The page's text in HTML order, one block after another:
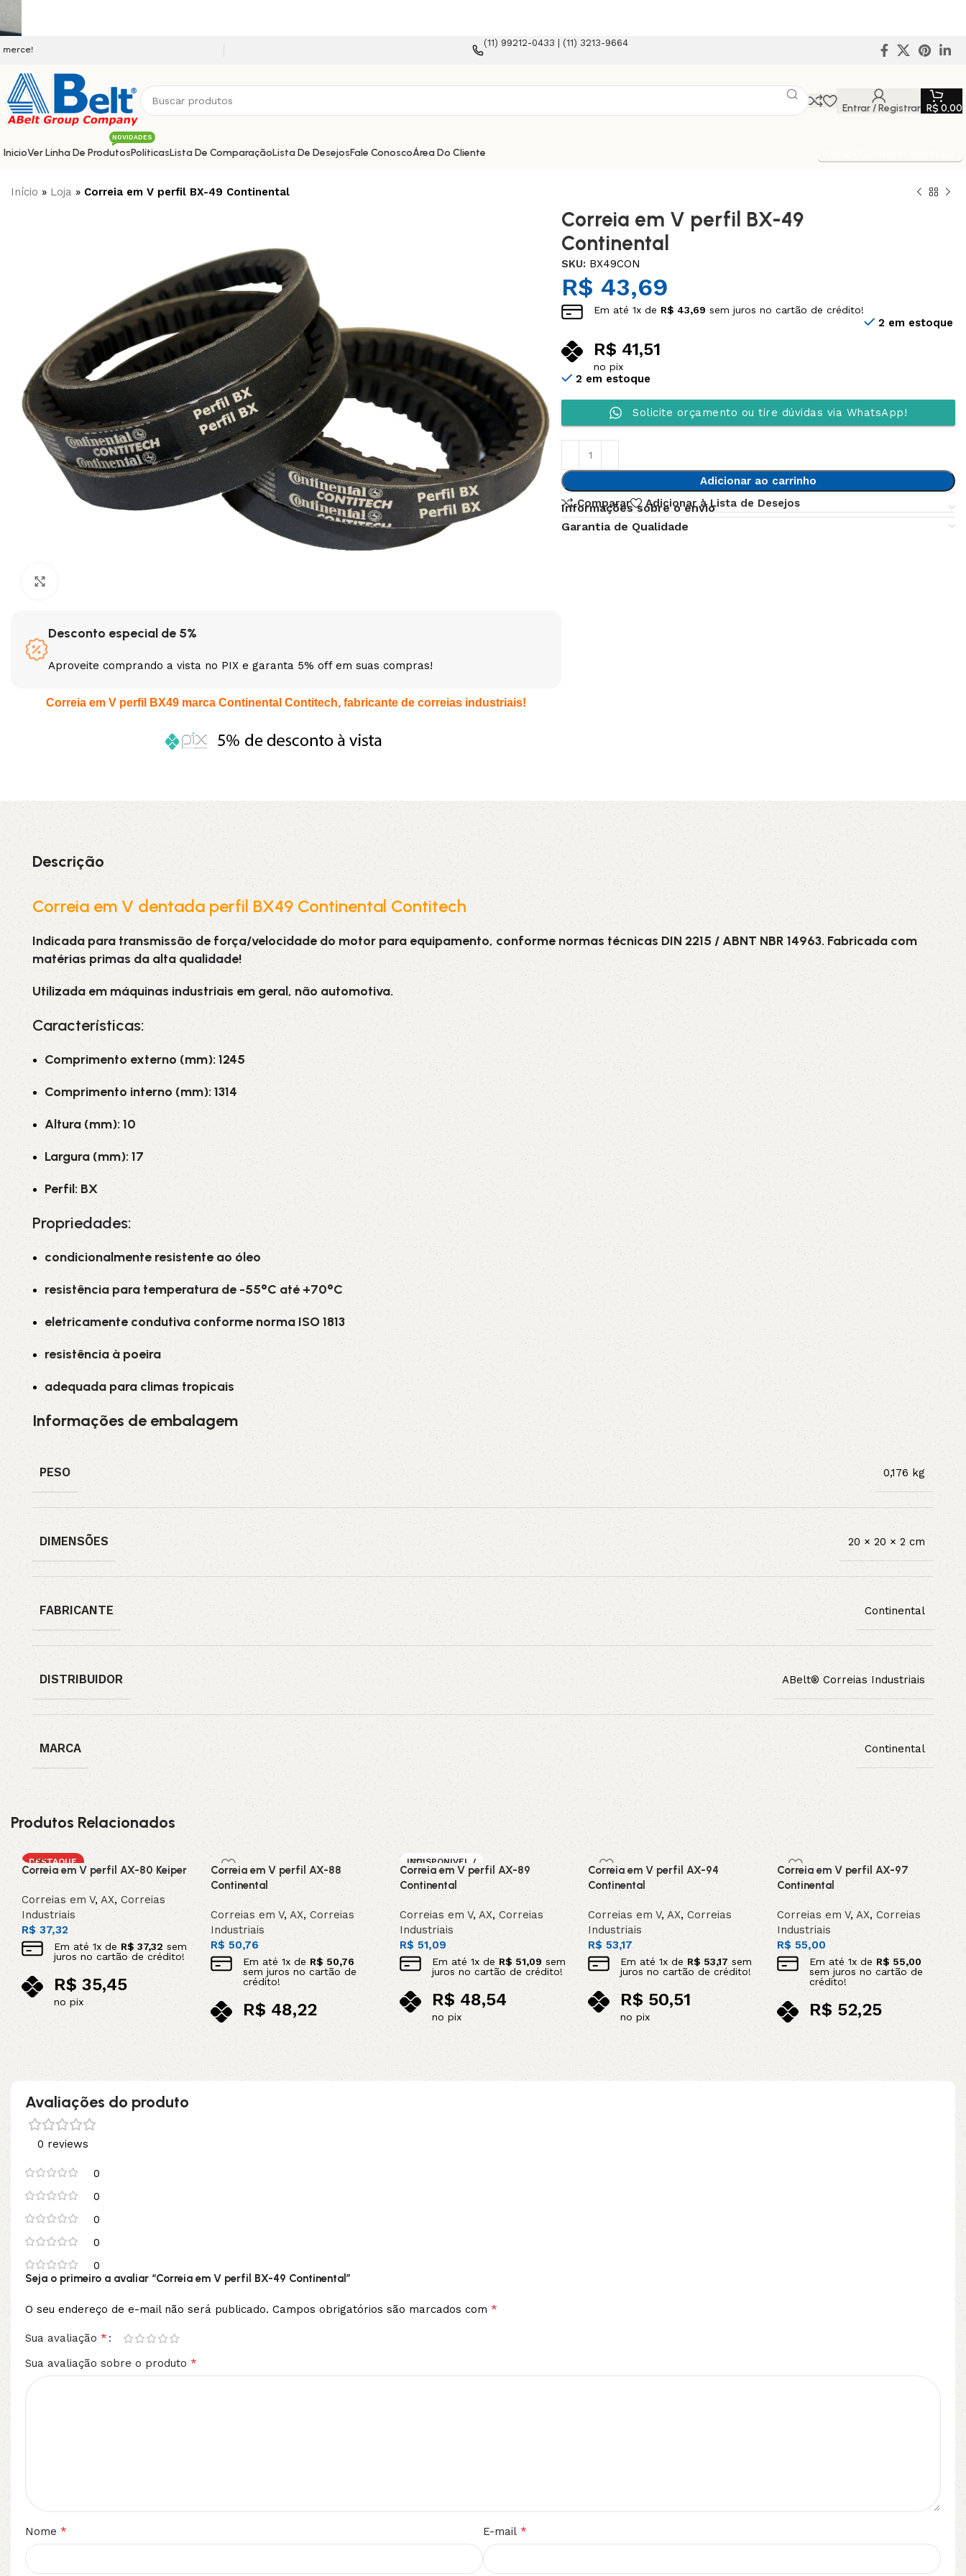
(11) 99212-0433 | (11) 3213-9664
Entrar / Registrar R$ 0,00
InicioVer Linha De Produtos
NOVIDADES
3L 3VX 5V
A AX B BX
D
XPA XPB XPZ ZX
PolíticasLista De ComparaçãoLista De DesejosFale ConoscoÁrea Do Cliente
Início » Loja » Correia em V perfil BX-49 Continental
Desconto especial de 5%
Aproveite comprando a vista no PIX e garanta 5% off em suas compras!
Correia em V perfil BX49 marca Continental Contitech, fabricante de correias industriais!
Correia em V perfil BX-49
Continental
SKU: BX49CON
R$ 43,69
Em até1x de R$ 43,69 sem juros no cartão de crédito!
R$ 41,51
no pix
2 em estoque
2 em estoque
Solicite orçamento ou tire dúvidas via WhatsApp!
Adicionar ao carrinho
Comparar
Adicionar à Lista de Desejos
Informações sobre o envio
Garantia de Qualidade
Descrição
Correia em V dentada perfil BX49 Continental Contitech
Indicada para transmissão de força/velocidade do motor para equipamento, conforme normas técnicas DIN 2215 / ABNT NBR 14963. Fabricada com
matérias primas da alta qualidade!
Utilizada em máquinas industriais em geral, não automotiva.
Características:
Comprimento externo (mm): 1245
Comprimento interno (mm): 1314
Altura (mm): 10
Largura (mm): 17
Perfil: BX
Propriedades:
condicionalmente resistente ao óleo
resistência para temperatura de -55°C até +70°C
eletricamente condutiva conforme norma ISO 1813
resistência à poeira
adequada para climas tropicais
Informações de embalagem
PESO 0,176 kg
DIMENSÕES 20 × 20 × 2 cm
FABRICANTE Continental
DISTRIBUIDOR ABelt® Correias Industriais
MARCA Continental
Produtos Relacionados
DESTAQUE
Correia em V perfil AX-80 Keiper
Correias em V, AX, Correias
Industriais
R$37,32
Em até1x de R$37,32 sem
juros no cartão de crédito!
R$35,45
no pix
Adicionar ao carrinho
Correia em V perfil AX-88
Continental
Correias em V, AX,Correias
Industriais
R$50,76
Em até1x deR$50,76
sem juros no cartão de
crédito!
R$48,22
no pix
Adicionar ao carrinho
INDISPONIVEL /
SOB ENCOMEN
DA
Correia em V perfil AX-89
Continental
Correias em V, AX, Correias
Industriais
R$ 51,09
Em até1x de R$ 51,09 sem
juros no cartão de crédito!
R$48,54
no pix
Leia mais
Correia em V perfil AX-94
Continental
Correias em V,AX,Correias
Industriais
R$ 53,17
Em até1x de R$ 53,17sem
juros no cartão de crédito!
R$50,51
no pix
Adicionar ao carrinho
Correia em V perfil AX-97
Continental
Correias em V,AX,Correias
Industriais
R$ 55,00
Em até1x deR$ 55,00
sem juros no cartão de
crédito!
R$ 52,25
no pix
Adicionar ao carrinho
Avaliações do produto
0 reviews
0
0
0
0
0
Seja o primeiro a avaliar “Correia em V perfil BX-49 Continental”
O seu endereço de e-mail não será publicado. Campos obrigatórios são marcados com *
Sua avaliação *
Sua avaliação sobre o produto *
Nome * E-mail *